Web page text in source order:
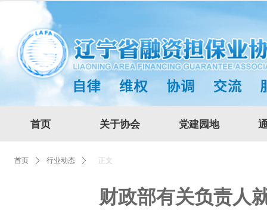
首页 关于协会 党建园地
财政部有关负责人
首页 ꄲ 行业动态 ꄲ 财政部有关负责人就实施支持科技创新专项担保计划答
正文